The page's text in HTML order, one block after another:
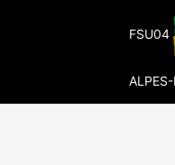
FSU04